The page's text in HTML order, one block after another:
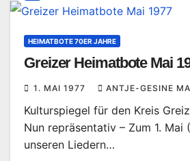
HEIMATBOTE 70ER JAHRE
Greizer Heimatbote Mai
1. MAI 1977 ANTJE-GESINE
Kulturspiegel für den Kreis
Nun repräsentativ – Zum 1. Mai
unseren Liedern…